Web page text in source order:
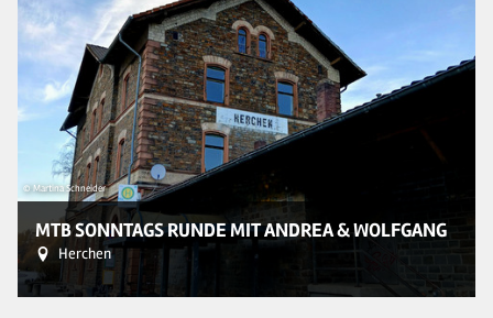
© Martina Schneider
MTB SONNTAGS RUNDE MIT ANDREA & WOLFGANG
Herchen